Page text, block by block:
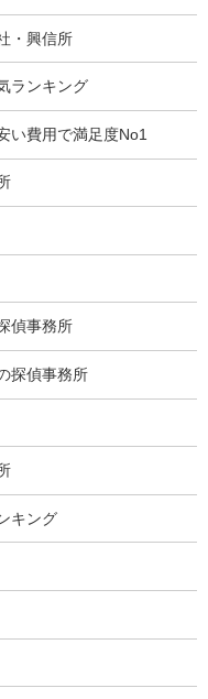
・興信所
ランキング
い費用で満足度No1
偵事務所
探偵事務所
キング